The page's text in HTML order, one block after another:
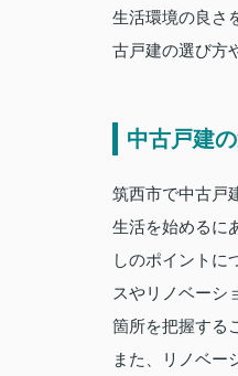
生活環境の良さ
古戸建の選び方
中古戸建
筑西市で中古戸
生活を始めるに
しのポイントに
スやリノベーシ
箇所を把握する
また、リノベー